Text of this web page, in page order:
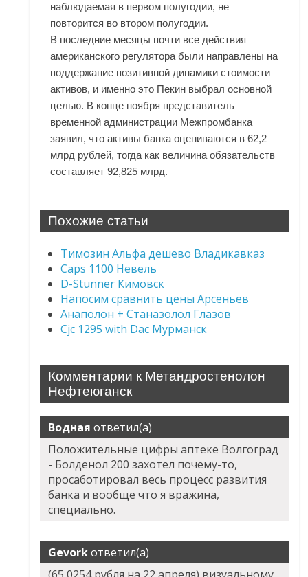
наблюдаемая в первом полугодии, не
повторится во втором полугодии.
В последние месяцы почти все действия
американского регулятора были направлены на
поддержание позитивной динамики стоимости
активов, и именно это Пекин выбрал основной
целью. В конце ноября представитель
временной администрации Межпромбанка
заявил, что активы банка оцениваются в 62,2
млрд рублей, тогда как величина обязательств
составляет 92,825 млрд.
Похожие статьи
Tимозин Альфа дешево Владикавказ
Caps 1100 Невель
D-Stunner Кимовск
Напосим сравнить цены Арсеньев
Анаполон + Станазолол Глазов
Cjc 1295 with Dac Мурманск
Комментарии к Метандростенолон
Нефтеюганск
Водная ответил(а)
Положительные цифры аптеке Волгоград
- Болденол 200 захотел почему-то,
просаботировал весь процесс развития
банка и вообще что я вражина,
специально.
Gevorkответил(а)